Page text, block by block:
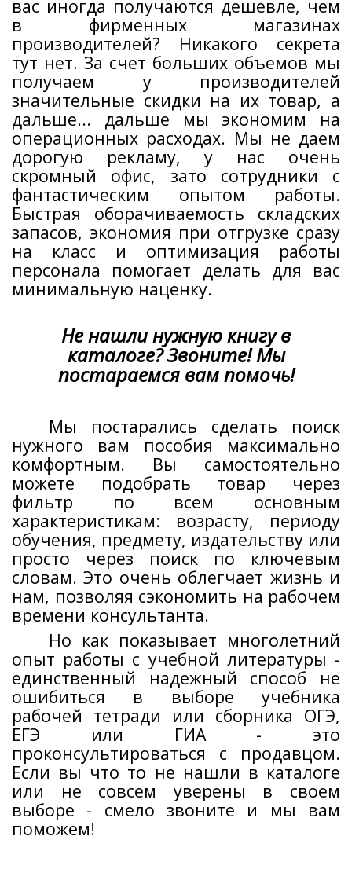
вас иногда получаются дешевле, чем
в фирменных магазинах
производителей? Никакого секрета
тут нет. За счет больших объемов мы
получаем у производителей
значительные скидки на их товар, а
дальше... дальше мы экономим на
операционных расходах. Мы не даем
дорогую рекламу, у нас очень
скромный офис, зато сотрудники с
фантастическим опытом работы.
Быстрая оборачиваемость складских
запасов, экономия при отгрузке сразу
на класс и оптимизация работы
персонала помогает делать для вас
минимальную наценку.
Не нашли нужную книгу в
каталоге? Звоните! Мы
постараемся вам помочь!
Мы постарались сделать поиск
нужного вам пособия максимально
комфортным. Вы самостоятельно
можете подобрать товар через
фильтр по всем основным
характеристикам: возрасту, периоду
обучения, предмету, издательству или
просто через поиск по ключевым
словам. Это очень облегчает жизнь и
нам, позволяя сэкономить на рабочем
времени консультанта.
Но как показывает многолетний
опыт работы с учебной литературы -
единственный надежный способ не
ошибиться в выборе учебника
рабочей тетради или сборника ОГЭ,
ЕГЭ или ГИА - это
проконсультироваться с продавцом.
Если вы что то не нашли в каталоге
или не совсем уверены в своем
выборе - смело звоните и мы вам
поможем!